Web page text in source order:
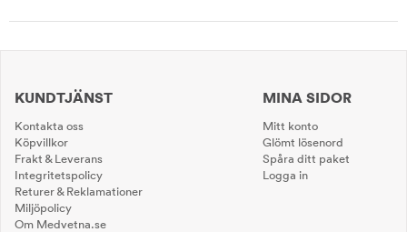
KUNDTJÄNST
Kontakta oss
Köpvillkor
Frakt & Leverans
Integritetspolicy
Returer & Reklamationer
Miljöpolicy
Om Medvetna.se
MINA SIDOR
Mitt konto
Glömt lösenord
Spåra ditt paket
Logga in